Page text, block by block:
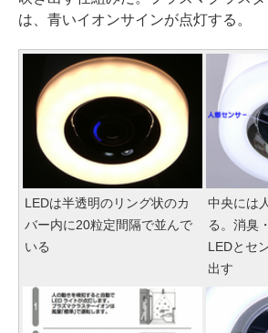
は、青いイオンサインが点灯する。
LEDは半透明のリング状のカ
バー内に20粒定間隔で並んで
いる
中央には
る。消臭
LEDとセ
出す